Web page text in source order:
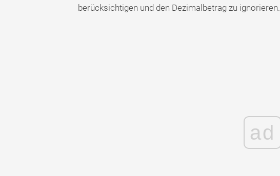
berücksichtigen und den Dezimalbetrag zu ignorieren.
ad